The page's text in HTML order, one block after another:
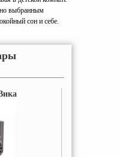
выбранным
сон и себе.